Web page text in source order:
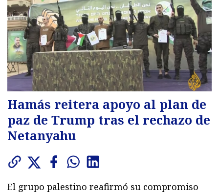
Hamás reitera apoyo al plan de
paz de Trump tras el rechazo de
Netanyahu
El grupo palestino reafirmó su compromiso